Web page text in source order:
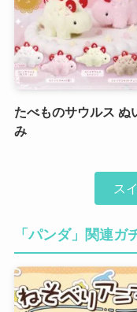
たべものサウルス ぬ
み
ス
「パンダ」関連ガ